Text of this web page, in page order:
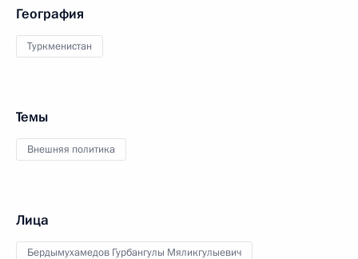
География
Туркменистан
Темы
Внешняя политика
Лица
Бердымухамедов Гурбангулы Мяликгулыевич